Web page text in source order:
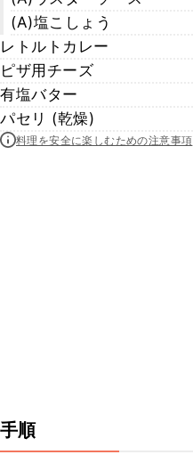
(A)塩こしょう
レトルトカレー
ピザ用チーズ
有塩バター
パセリ (乾燥)
料理を安全に楽しむための注意事項
手順